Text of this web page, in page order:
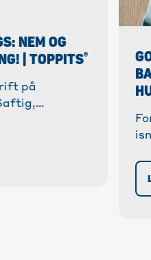
NEM OG
| TOPPITS®
på
✓ Trin-for-
tips. »